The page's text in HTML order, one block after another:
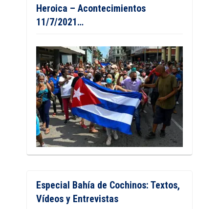
Heroica – Acontecimientos
11/7/2021…
Especial Bahía de Cochinos: Textos,
Vídeos y Entrevistas